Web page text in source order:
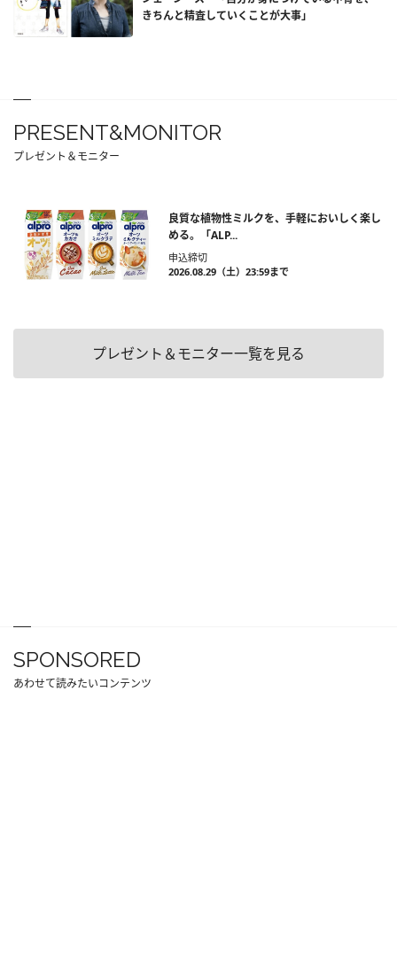
きちんと精査していくことが大事」
PRESENT&MONITOR
プレゼント＆モニター
良質な植物性ミルクを、手軽においしく楽し
める。「ALP...
申込締切
2026.08.29（土）23:59まで
プレゼント＆モニター一覧を見る
SPONSORED
あわせて読みたいコンテンツ